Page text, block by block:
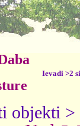
Ievadi >2
objekti >